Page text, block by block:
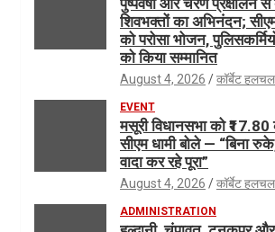
पुष्पवर्षा और चरण प्रक्षालन
शिवभक्तों का अभिनंदन;
को परोसा भोजन,
को किया सम्मानित
August 4, 2026 कॉर्बेट हलचल
EVENT
मसूरी विधानसभा को
सीएम धामी बोले — “बिना
वादा कर रहे पूरा”
August 4, 2026 कॉर्बेट हलचल
ADMINISTRATION